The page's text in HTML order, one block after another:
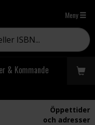
Meny
& Kommande
Öppettider
och adresser